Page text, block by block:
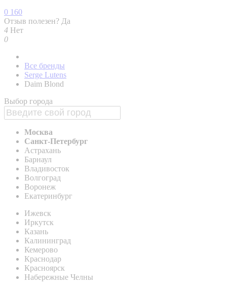
0 160
Отзыв полезен? Да
4 Нет
0
Все бренды
Serge Lutens
Daim Blond
Выбор города
Москва
Санкт-Петербург
Астрахань
Барнаул
Владивосток
Волгоград
Воронеж
Екатеринбург
Ижевск
Иркутск
Казань
Калининград
Кемерово
Краснодар
Красноярск
Набережные Челны